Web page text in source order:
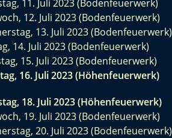
11. Juli 2023 (Bodenfeuerwerk)
12. Juli 2023 (Bodenfeuerwerk)
13. Juli 2023 (Bodenfeuerwerk)
14. Juli 2023 (Bodenfeuerwerk)
15. Juli 2023 (Bodenfeuerwerk)
16. Juli 2023 (Höhenfeuerwerk)
18. Juli 2023 (Höhenfeuerwerk)
19. Juli 2023 (Bodenfeuerwerk)
20. Juli 2023 (Bodenfeuerwerk)